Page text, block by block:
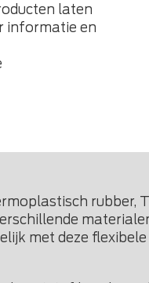
laten
informatie en
rubber,
met deze